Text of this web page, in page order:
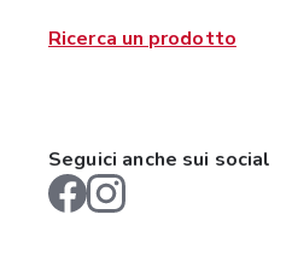
Ricerca un prodotto
Seguici anche sui social